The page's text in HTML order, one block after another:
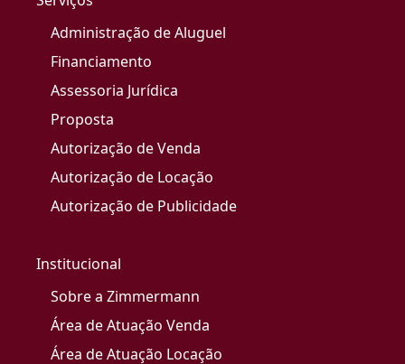
Administração de Aluguel
Financiamento
Assessoria Jurídica
Proposta
Autorização de Venda
Autorização de Locação
Autorização de Publicidade
Institucional
Sobre a Zimmermann
Área de Atuação Venda
Área de Atuação Locação